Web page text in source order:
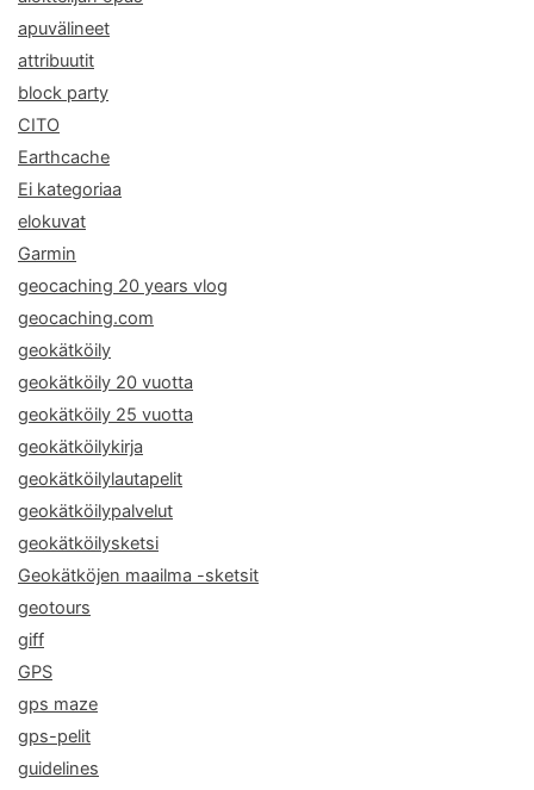
apuvälineet
attribuutit
block party
CITO
Earthcache
Ei kategoriaa
elokuvat
Garmin
geocaching 20 years vlog
geocaching.com
geokätköily
geokätköily 20 vuotta
geokätköily 25 vuotta
geokätköilykirja
geokätköilylautapelit
geokätköilypalvelut
geokätköilysketsi
Geokätköjen maailma -sketsit
geotours
giff
GPS
gps maze
gps-pelit
guidelines